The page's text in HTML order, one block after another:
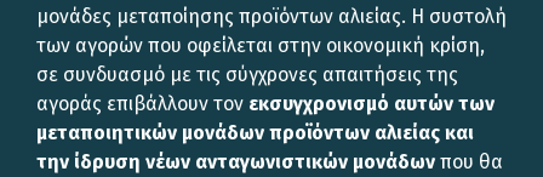
μονάδες μεταποίησης προϊόντων αλιείας. Η συστολή
των αγορών που οφείλεται στην οικονομική κρίση,
σε συνδυασμό με τις σύγχρονες απαιτήσεις της
αγοράς επιβάλλουν τον εκσυγχρονισμό αυτών των
μεταποιητικών μονάδων προϊόντων αλιείας και
την ίδρυση νέων ανταγωνιστικών μονάδων που θα